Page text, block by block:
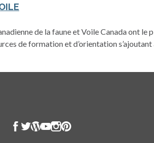
de la faune et Voile Canada ont le
de formation et d’orientation